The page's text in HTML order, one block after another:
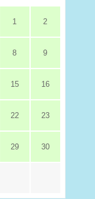
1 2
8 9
15 16
22 23
29 30